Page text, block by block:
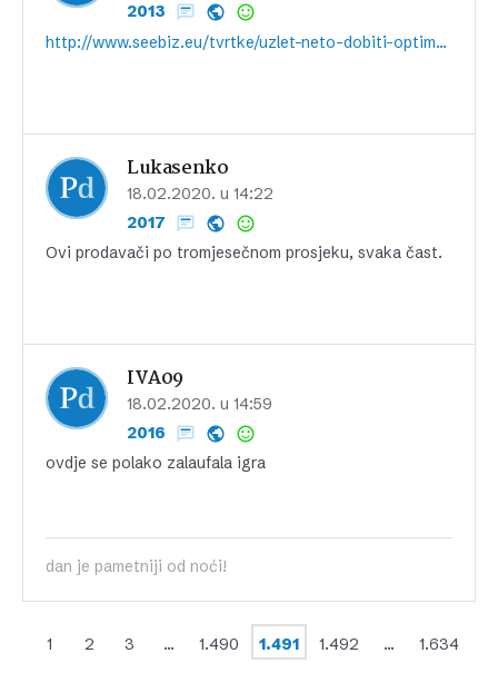
2013
http://www.seebiz.eu/tvrtke/uzlet-neto-dobiti-optima-telekoma-u-2019/225463/
Lukasenko
18.02.2020. u 14:22
2017
Ovi prodavači po tromjesečnom prosjeku, svaka čast.
IVA09
18.02.2020. u 14:59
2016
ovdje se polako zalaufala igra
dan je pametniji od noći!
1 2 3 … 1.490 1.491 1.492 …
1.634